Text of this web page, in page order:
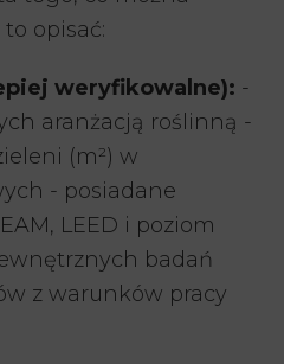
opisać:
weryfikowalne): -
aranżacją roślinną -
(m²) w
- posiadane
LEED i poziom
badań
z warunków pracy